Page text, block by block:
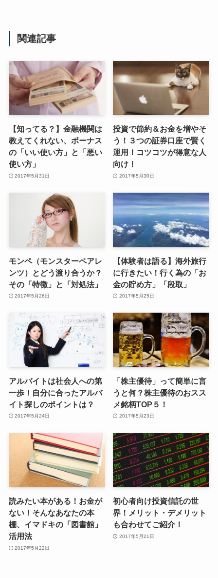
関連記事
【知ってる？】金融機関は
教えてくれない、ボーナス
の「いい使い方」と「悪い
使い方」
2017年5月31日
投資で節約＆お金を増やそ
う！３つの証券口座で賢く
運用！コツコツが得意な人
向け！
2017年5月30日
モンペ（モンスターペアレ
ンツ）とどう渡り合うか？
その「特徴」と「対処法」
2017年5月26日
【体験者は語る】海外旅行
に行きたい！行く為の「お
金の貯め方」「段取」
2017年5月25日
アルバイトは社会人への第
一歩！自分に合ったアルバ
イト探しのポイントは？
2017年5月24日
「株主優待」って簡単に言
うと何？株主優待のおスス
メ銘柄TOP５！
2017年5月23日
読みたい本がある！お金が
ない！そんなあなたの本
棚、イマドキの「図書館」
活用法
2017年5月22日
初心者向け投資信託の世
界！メリット・デメリット
も合わせてご紹介！
2017年5月21日